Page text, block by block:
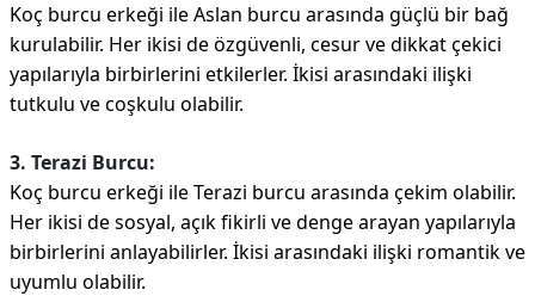
Koç burcu erkeği ile Aslan burcu arasında güçlü bir bağ
kurulabilir. Her ikisi de özgüvenli, cesur ve dikkat çekici
yapılarıyla birbirlerini etkilerler. İkisi arasındaki ilişki
tutkulu ve coşkulu olabilir.
3. Terazi Burcu:
Koç burcu erkeği ile Terazi burcu arasında çekim olabilir.
Her ikisi de sosyal, açık fikirli ve denge arayan yapılarıyla
birbirlerini anlayabilirler. İkisi arasındaki ilişki romantik ve
uyumlu olabilir.